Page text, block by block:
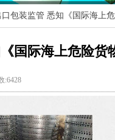
口包装监管 悉知《国际海上危
国际海上危险货
:6428